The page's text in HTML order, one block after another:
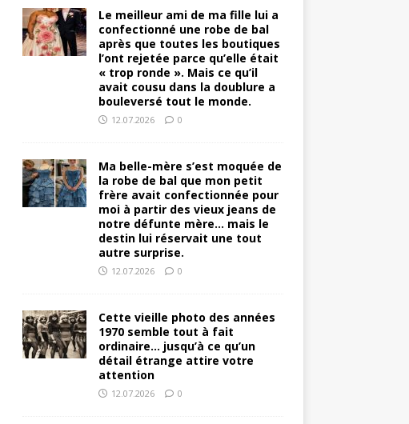
Le meilleur ami de ma fille lui a
confectionné une robe de bal
après que toutes les boutiques
l’ont rejetée parce qu’elle était
« trop ronde ». Mais ce qu’il
avait cousu dans la doublure a
bouleversé tout le monde.
12.07.2026 0
Ma belle-mère s’est moquée de
la robe de bal que mon petit
frère avait confectionnée pour
moi à partir des vieux jeans de
notre défunte mère… mais le
destin lui réservait une tout
autre surprise.
12.07.2026 0
Cette vieille photo des années
1970 semble tout à fait
ordinaire… jusqu’à ce qu’un
détail étrange attire votre
attention
12.07.2026 0